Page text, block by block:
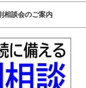
相談会のご案内